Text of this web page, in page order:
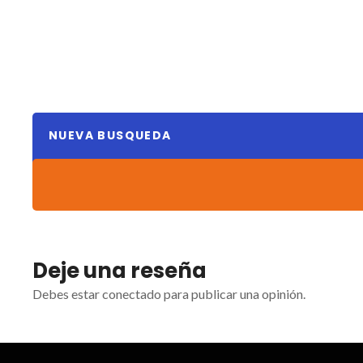
NUEVA BUSQUEDA
Deje una reseña
Debes estar conectado para publicar una opinión.